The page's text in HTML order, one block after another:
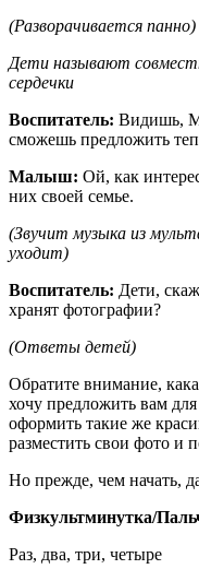
(Разворачивается панно)
Дети называют
сердечки
Воспитатель: Видишь,
сможешь предложить
Малыш: Ой, как
них своей семье.
(Звучит музыка из
уходит)
Воспитатель: Дети,
хранят фотографии?
(Ответы детей)
Обратите внимание,
хочу предложить вам
оформить такие же
разместить свои фото и
Но прежде, чем начать,
Физкультминутка/
Раз, два, три, четыре